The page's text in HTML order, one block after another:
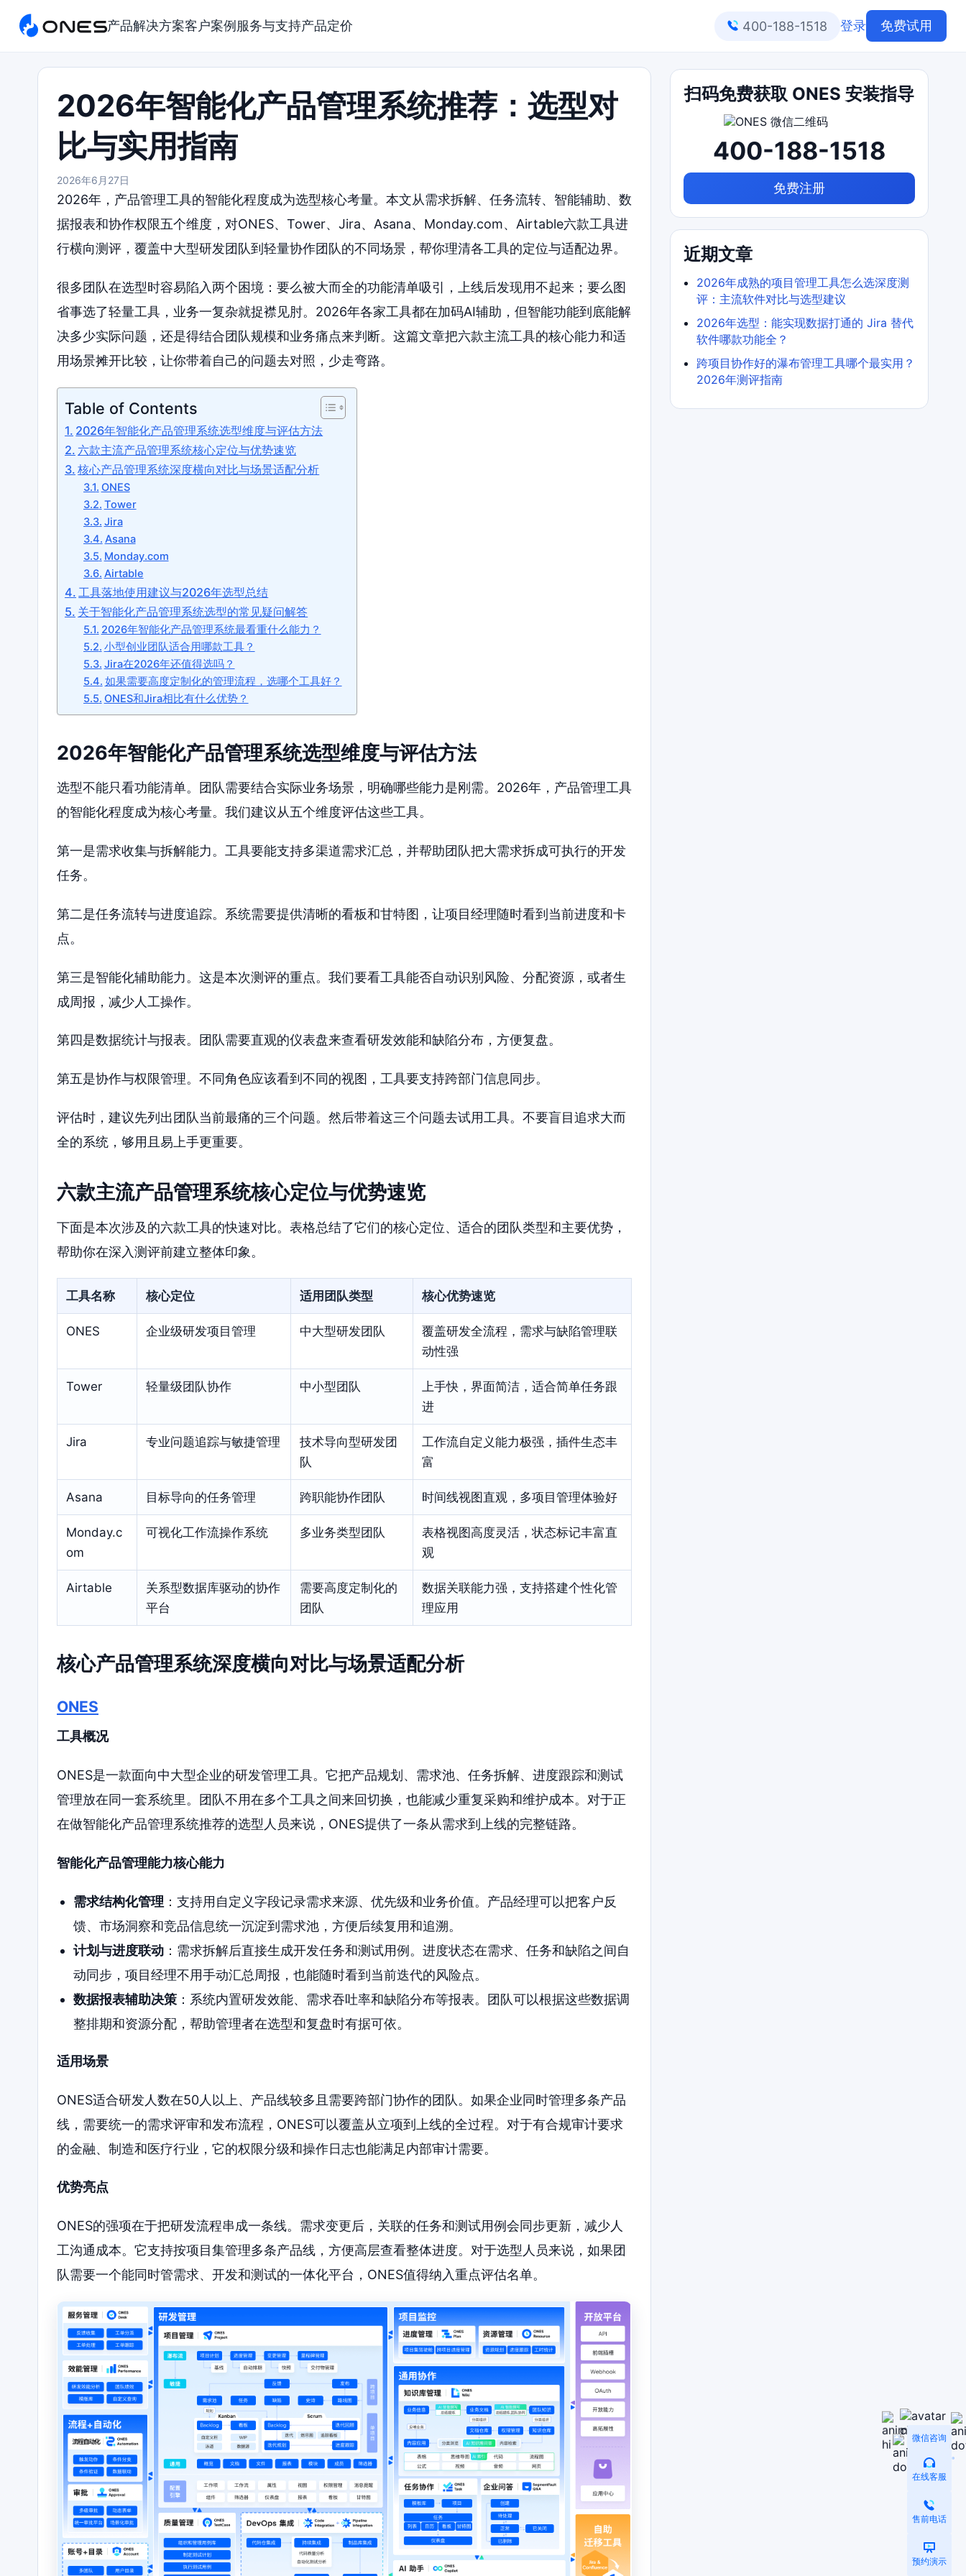
产品解决方案客户案例 服务与支持产品定价 400-188-1518 登录 免费试用
2026年智能化产品管理系统推荐：选型对
比与实用指南
2026年6月27日
2026年，产品管理工具的智能化程度成为选型核心考量。本文从需求拆解、任务流转、智能辅助、数
据报表和协作权限五个维度，对ONES、Tower、Jira、Asana、Monday.com、Airtable六款工具进
行横向测评，覆盖中大型研发团队到轻量协作团队的不同场景，帮你理清各工具的定位与适配边界。
很多团队在选型时容易陷入两个困境：要么被大而全的功能清单吸引，上线后发现用不起来；要么图
省事选了轻量工具，业务一复杂就捉襟见肘。2026年各家工具都在加码AI辅助，但智能功能到底能解
决多少实际问题，还是得结合团队规模和业务痛点来判断。这篇文章把六款主流工具的核心能力和适
用场景摊开比较，让你带着自己的问题去对照，少走弯路。
Table of Contents
2026年智能化产品管理系统选型维度与评估方法
六款主流产品管理系统核心定位与优势速览
核心产品管理系统深度横向对比与场景适配分析
ONES
Tower
Jira
Asana
Monday.com
Airtable
工具落地使用建议与2026年选型总结
关于智能化产品管理系统选型的常见疑问解答
2026年智能化产品管理系统最看重什么能力？
小型创业团队适合用哪款工具？
Jira在2026年还值得选吗？
如果需要高度定制化的管理流程，选哪个工具好？
ONES和Jira相比有什么优势？
2026年智能化产品管理系统选型维度与评估方法
选型不能只看功能清单。团队需要结合实际业务场景，明确哪些能力是刚需。2026年，产品管理工具
的智能化程度成为核心考量。我们建议从五个维度评估这些工具。
第一是需求收集与拆解能力。工具要能支持多渠道需求汇总，并帮助团队把大需求拆成可执行的开发
任务。
第二是任务流转与进度追踪。系统需要提供清晰的看板和甘特图，让项目经理随时看到当前进度和卡
点。
第三是智能化辅助能力。这是本次测评的重点。我们要看工具能否自动识别风险、分配资源，或者生
成周报，减少人工操作。
第四是数据统计与报表。团队需要直观的仪表盘来查看研发效能和缺陷分布，方便复盘。
第五是协作与权限管理。不同角色应该看到不同的视图，工具要支持跨部门信息同步。
评估时，建议先列出团队当前最痛的三个问题。然后带着这三个问题去试用工具。不要盲目追求大而
全的系统，够用且易上手更重要。
六款主流产品管理系统核心定位与优势速览
下面是本次涉及的六款工具的快速对比。表格总结了它们的核心定位、适合的团队类型和主要优势，
帮助你在深入测评前建立整体印象。
工具名称 核心定位 适用团队类型 核心优势速览
ONES 企业级研发项目管理 中大型研发团队
覆盖研发全流程，需求与缺陷管理联
动性强
Tower 轻量级团队协作 中小型团队
上手快，界面简洁，适合简单任务跟
进
Jira 专业问题追踪与敏捷管理
技术导向型研发团
队
工作流自定义能力极强，插件生态丰
富
Asana 目标导向的任务管理 跨职能协作团队 时间线视图直观，多项目管理体验好
Monday.c
om
可视化工作流操作系统 多业务类型团队
表格视图高度灵活，状态标记丰富直
观
Airtable
关系型数据库驱动的协作
平台
需要高度定制化的
团队
数据关联能力强，支持搭建个性化管
理应用
核心产品管理系统深度横向对比与场景适配分析
ONES
工具概况
ONES是一款面向中大型企业的研发管理工具。它把产品规划、需求池、任务拆解、进度跟踪和测试
管理放在同一套系统里。团队不用在多个工具之间来回切换，也能减少重复采购和维护成本。对于正
在做智能化产品管理系统推荐的选型人员来说，ONES提供了一条从需求到上线的完整链路。
智能化产品管理能力核心能力
需求结构化管理 ：支持用自定义字段记录需求来源、优先级和业务价值。产品经理可以把客户反
馈、市场洞察和竞品信息统一沉淀到需求池，方便后续复用和追溯。
计划与进度联动：需求拆解后直接生成开发任务和测试用例。进度状态在需求、任务和缺陷之间自
动同步，项目经理不用手动汇总周报，也能随时看到当前迭代的风险点。
数据报表辅助决策：系统内置研发效能、需求吞吐率和缺陷分布等报表。团队可以根据这些数据调
整排期和资源分配，帮助管理者在选型和复盘时有据可依。
适用场景
ONES适合研发人数在50人以上、产品线较多且需要跨部门协作的团队。如果企业同时管理多条产品
线，需要统一的需求评审和发布流程，ONES可以覆盖从立项到上线的全过程。对于有合规审计要求
的金融、制造和医疗行业，它的权限分级和操作日志也能满足内部审计需要。
优势亮点
ONES的强项在于把研发流程串成一条线。需求变更后，关联的任务和测试用例会同步更新，减少人
工沟通成本。它支持按项目集管理多条产品线，方便高层查看整体进度。对于选型人员来说，如果团
队需要一个能同时管需求、开发和测试的一体化平台，ONES值得纳入重点评估名单。
扫码免费获取 ONES 安装指导
400-188-1518
免费注册
近期文章
2026年成熟的项目管理工具怎么选深度测
评：主流软件对比与选型建议
2026年选型：能实现数据打通的 Jira 替代
软件哪款功能全？
跨项目协作好的瀑布管理工具哪个最实用？
2026年测评指南
微信咨询
在线客服
售前电话
预约演示